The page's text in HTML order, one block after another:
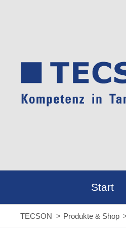
Start
TECSON Produkte & Shop